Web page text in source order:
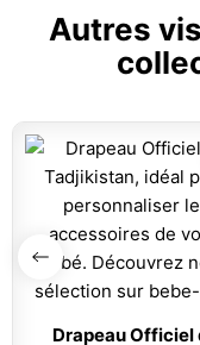
Autres
Drapeau Officiel